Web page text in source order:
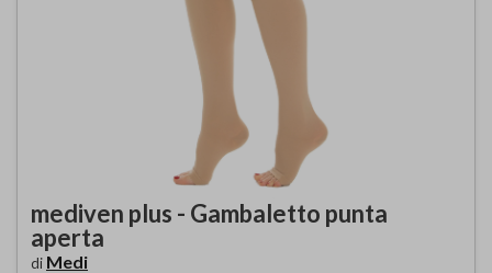
mediven plus - Gambaletto punta
aperta
di Medi